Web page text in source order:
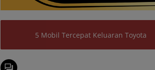
5 Mobil Tercepat Keluaran Toyota